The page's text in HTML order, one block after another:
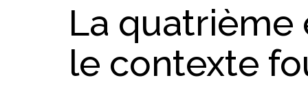
La quatrième
le contexte